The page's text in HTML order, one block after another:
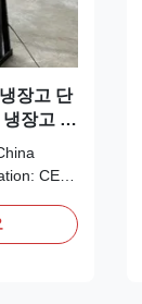
장고 단
장고 프
리 문
CE